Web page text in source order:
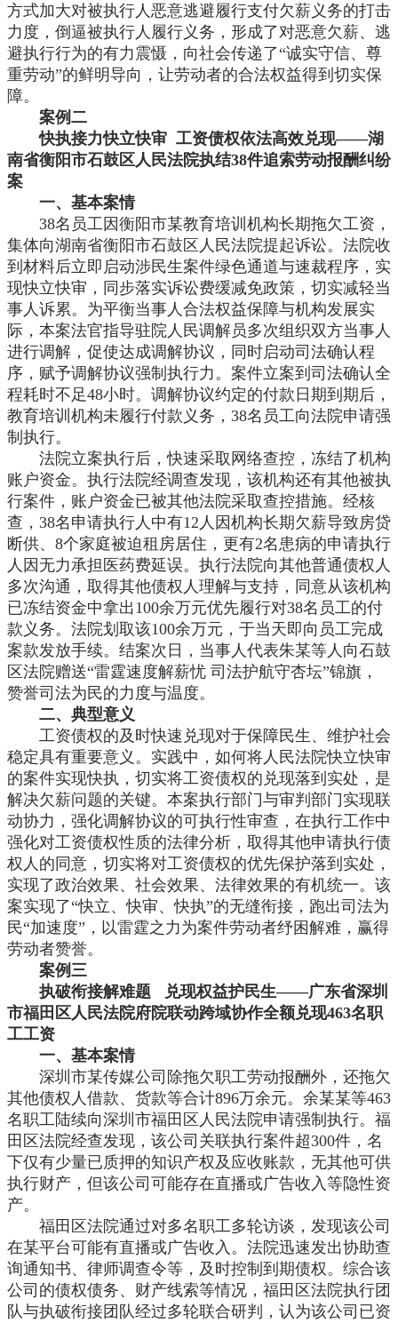
方式加大对被执行人恶意逃避履行支付欠薪义务的打击
力度，倒逼被执行人履行义务，形成了对恶意欠薪、逃
避执行行为的有力震慑，向社会传递了“诚实守信、尊
重劳动”的鲜明导向，让劳动者的合法权益得到切实保
障。
案例二
快执接力快立快审 工资债权依法高效兑现——湖
南省衡阳市石鼓区人民法院执结38件追索劳动报酬纠纷
案
一、基本案情
38名员工因衡阳市某教育培训机构长期拖欠工资，
集体向湖南省衡阳市石鼓区人民法院提起诉讼。法院收
到材料后立即启动涉民生案件绿色通道与速裁程序，实
现快立快审，同步落实诉讼费缓减免政策，切实减轻当
事人诉累。为平衡当事人合法权益保障与机构发展实
际，本案法官指导驻院人民调解员多次组织双方当事人
进行调解，促使达成调解协议，同时启动司法确认程
序，赋予调解协议强制执行力。案件立案到司法确认全
程耗时不足48小时。调解协议约定的付款日期到期后，
教育培训机构未履行付款义务，38名员工向法院申请强
制执行。
法院立案执行后，快速采取网络查控，冻结了机构
账户资金。执行法院经调查发现，该机构还有其他被执
行案件，账户资金已被其他法院采取查控措施。经核
查， 38名申请执行人中有12人因机构长期欠薪导致房贷
断供、8个家庭被迫租房居住，更有2名患病的申请执行
人因无力承担医药费延误。执行法院向其他普通债权人
多次沟通，取得其他债权人理解与支持，同意从该机构
已冻结资金中拿出100余万元优先履行对38名员工的付
款义务。法院划取该100余万元，于当天即向员工完成
案款发放手续。结案次日，当事人代表朱某等人向石鼓
区法院赠送“雷霆速度解薪忧 司法护航守杏坛”锦旗，
赞誉司法为民的力度与温度。
二、典型意义
工资债权的及时快速兑现对于保障民生、维护社会
稳定具有重要意义。实践中，如何将人民法院快立快审
的案件实现快执，切实将工资债权的兑现落到实处，是
解决欠薪问题的关键。本案执行部门与审判部门实现联
动协力，强化调解协议的可执行性审查，在执行工作中
强化对工资债权性质的法律分析，取得其他申请执行债
权人的同意，切实将对工资债权的优先保护落到实处，
实现了政治效果、社会效果、法律效果的有机统一。该
案实现了“快立、快审、快执”的无缝衔接，跑出司法为
民“加速度”，以雷霆之力为案件劳动者纾困解难，赢得
劳动者赞誉。
案例三
执破衔接解难题 兑现权益护民生——广东省深圳
市福田区人民法院府院联动跨域协作全额兑现463名职
工工资
一、基本案情
深圳市某传媒公司除拖欠职工劳动报酬外，还拖欠
其他债权人借款、货款等合计896万余元。余某某等463
名职工陆续向深圳市福田区人民法院申请强制执行。福
田区法院经查发现，该公司关联执行案件超300件，名
下仅有少量已质押的知识产权及应收账款，无其他可供
执行财产，但该公司可能存在直播或广告收入等隐性资
产。
福田区法院通过对多名职工多轮访谈，发现该公司
在某平台可能有直播或广告收入。法院迅速发出协助查
询通知书、律师调查令等，及时控制到期债权。综合该
公司的债权债务、财产线索等情况，福田区法院执行团
队与执破衔接团队经过多轮联合研判，认为该公司已资